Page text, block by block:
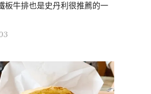
板牛排也是史丹利很推薦的一